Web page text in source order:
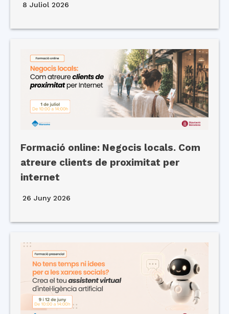
8 Juliol 2026
Formació online: Negocis locals. Com
atreure clients de proximitat per
internet
26 Juny 2026